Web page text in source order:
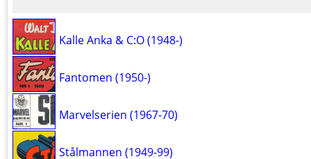
Kalle Anka & C:O (1948-)
Fantomen (1950-)
Marvelserien (1967-70)
Stålmannen (1949-99)